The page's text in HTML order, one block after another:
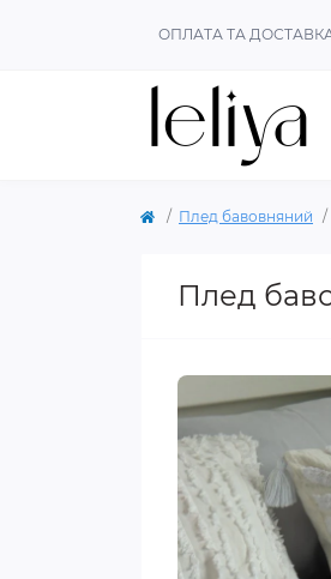
ОПЛАТА ТА
Плед бавовняний
Плед